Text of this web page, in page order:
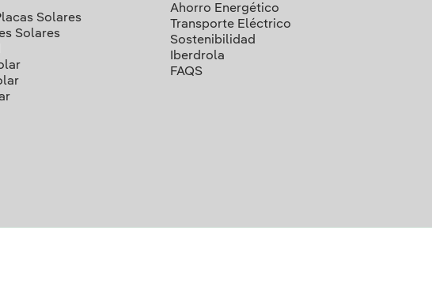
Solares
Solares
Ahorro Energético
Transporte Eléctrico
Sostenibilidad
Iberdrola
FAQS